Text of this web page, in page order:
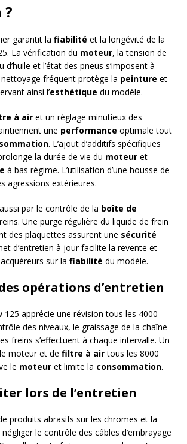
garantit la fiabilité et la longévité de la
La vérification du moteur, la tension de
d’huile et l’état des pneus s’imposent à
fréquent protège la peinture et
ainsi l’esthétique du modèle.
à air et un réglage minutieux des
une performance optimale tout
. L’ajout d’additifs spécifiques
la durée de vie du moteur et
à bas régime. L’utilisation d’une housse de
agressions extérieures.
par le contrôle de la boîte de
Une purge régulière du liquide de frein
des plaquettes assurent une sécurité
d’entretien à jour facilite la revente et
sur la fiabilité du modèle.
opérations d’entretien
125 apprécie une révision tous les 4000
des niveaux, le graissage de la chaîne
freins s’effectuent à chaque intervalle. Un
moteur et de filtre à airtous les 8000
le moteur et limite la consommation.
lors de l’entretien
produits abrasifs sur les chromes et la
le contrôle des câbles d’embrayage